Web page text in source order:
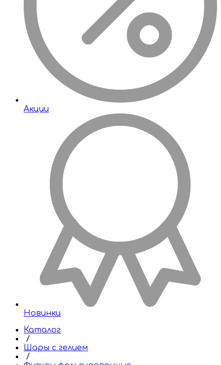
Акции
Новинки
Каталог
/
Шары с гелием
/